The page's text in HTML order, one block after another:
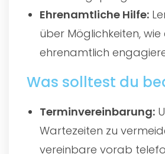
Ehrenamtliche Hilfe:
über Möglichkeiten,
ehrenamtlich
Was solltest du
Terminvereinbarung:
Wartezeiten zu
vereinbare vorab